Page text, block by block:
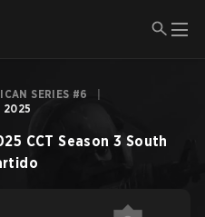
SERIES #6
2025
CCT Season 3 South